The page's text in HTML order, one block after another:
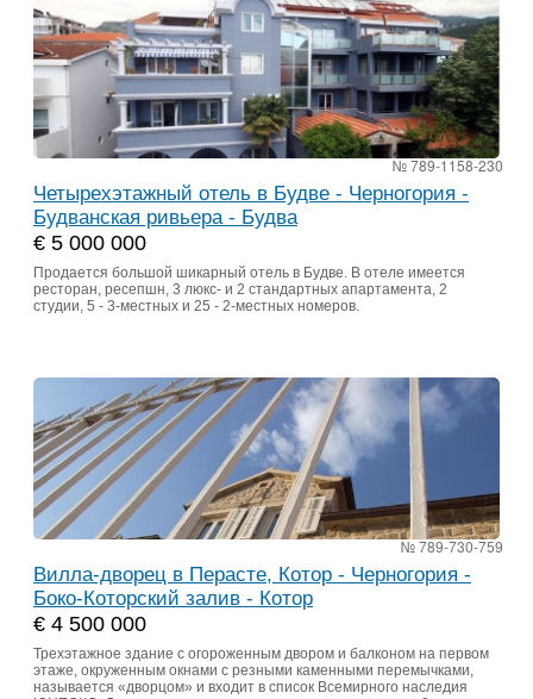
№ 789-1158-230
Четырехэтажный отель в Будве - Черногория -
Будванская ривьера - Будва
€ 5 000 000
Продается большой шикарный отель в Будве. В отеле имеется
ресторан, ресепшн, 3 люкс- и 2 стандартных апартамента, 2
студии, 5 - 3-местных и 25 - 2-местных номеров.
№ 789-730-759
Вилла-дворец в Перасте, Котор - Черногория -
Боко-Которский залив - Котор
€ 4 500 000
Трехэтажное здание с огороженным двором и балконом на первом
этаже, окруженным окнами с резными каменными перемычками,
называется «дворцом» и входит в список Всемирного наследия